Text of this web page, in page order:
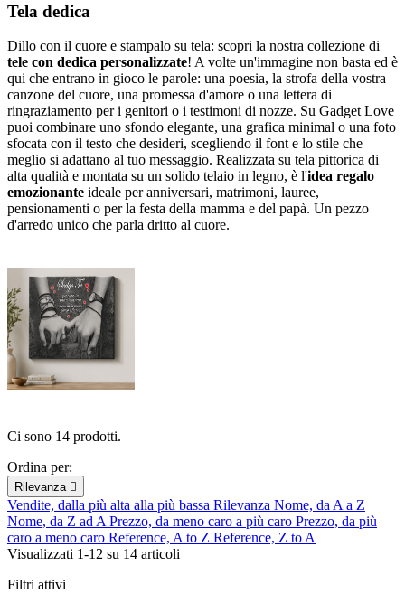
Tela dedica
Dillo con il cuore e stampalo su tela: scopri la nostra collezione di
tele con dedica personalizzate! A volte un'immagine non basta ed è
qui che entrano in gioco le parole: una poesia, la strofa della vostra
canzone del cuore, una promessa d'amore o una lettera di
ringraziamento per i genitori o i testimoni di nozze. Su Gadget Love
puoi combinare uno sfondo elegante, una grafica minimal o una foto
sfocata con il testo che desideri, scegliendo il font e lo stile che
meglio si adattano al tuo messaggio. Realizzata su tela pittorica di
alta qualità e montata su un solido telaio in legno, è l'idea regalo
emozionante ideale per anniversari, matrimoni, lauree,
pensionamenti o per la festa della mamma e del papà. Un pezzo
d'arredo unico che parla dritto al cuore.
Ci sono 14 prodotti.
Ordina per:
Rilevanza 
Vendite, dalla più alta alla più bassa Rilevanza Nome, da A a Z
Nome, da Z ad APrezzo, da meno caro a più caro Prezzo, da più
caro a meno caro Reference, A to Z Reference, Z to A
Visualizzati 1-12 su 14 articoli
Filtri attivi